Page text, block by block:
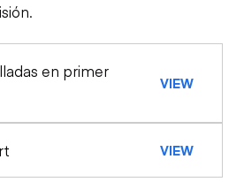
en primer
VIEW
VIEW